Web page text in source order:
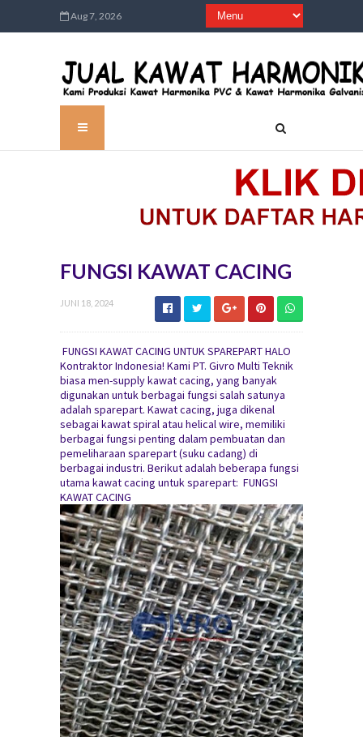
Aug 7, 2026
FUNGSI KAWAT CACING
JUNI 18, 2024
FUNGSI KAWAT CACING UNTUK SPAREPART HALO
Kontraktor Indonesia! Kami PT. Givro Multi Teknik
biasa men-supply kawat cacing, yang banyak
digunakan untuk berbagai fungsi salah satunya
adalah sparepart. Kawat cacing, juga dikenal
sebagai kawat spiral atau helical wire, memiliki
berbagai fungsi penting dalam pembuatan dan
pemeliharaan sparepart (suku cadang) di
berbagai industri. Berikut adalah beberapa fungsi
utama kawat cacing untuk sparepart: FUNGSI
KAWAT CACING